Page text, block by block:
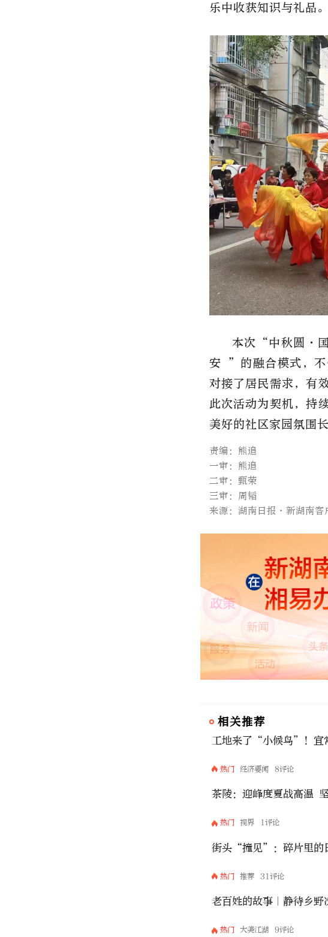
乐中收获知识与礼品。
本次“中秋圆·
安 ”的融合模式，不
对接了居民需求，有
此次活动为契机，持
美好的社区家园氛围长
责编：熊追
一审：熊追
二审：甄荣
三审：周韬
来源：湖南日报·新湖南客
相关推荐
工地来了“小候鸟”！宜
热门 经济要闻 8评论
茶陵：迎峰度夏战高温
热门 视界 1评论
街头“撞见”：碎片里的
热门 推荐 31评论
老百姓的故事｜静待乡野
热门 大美江湖 9评论